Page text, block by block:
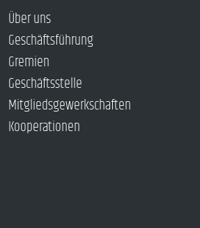
Über uns
Geschäftsführung
Gremien
Geschäftsstelle
Mitgliedsgewerkschaften
Kooperationen